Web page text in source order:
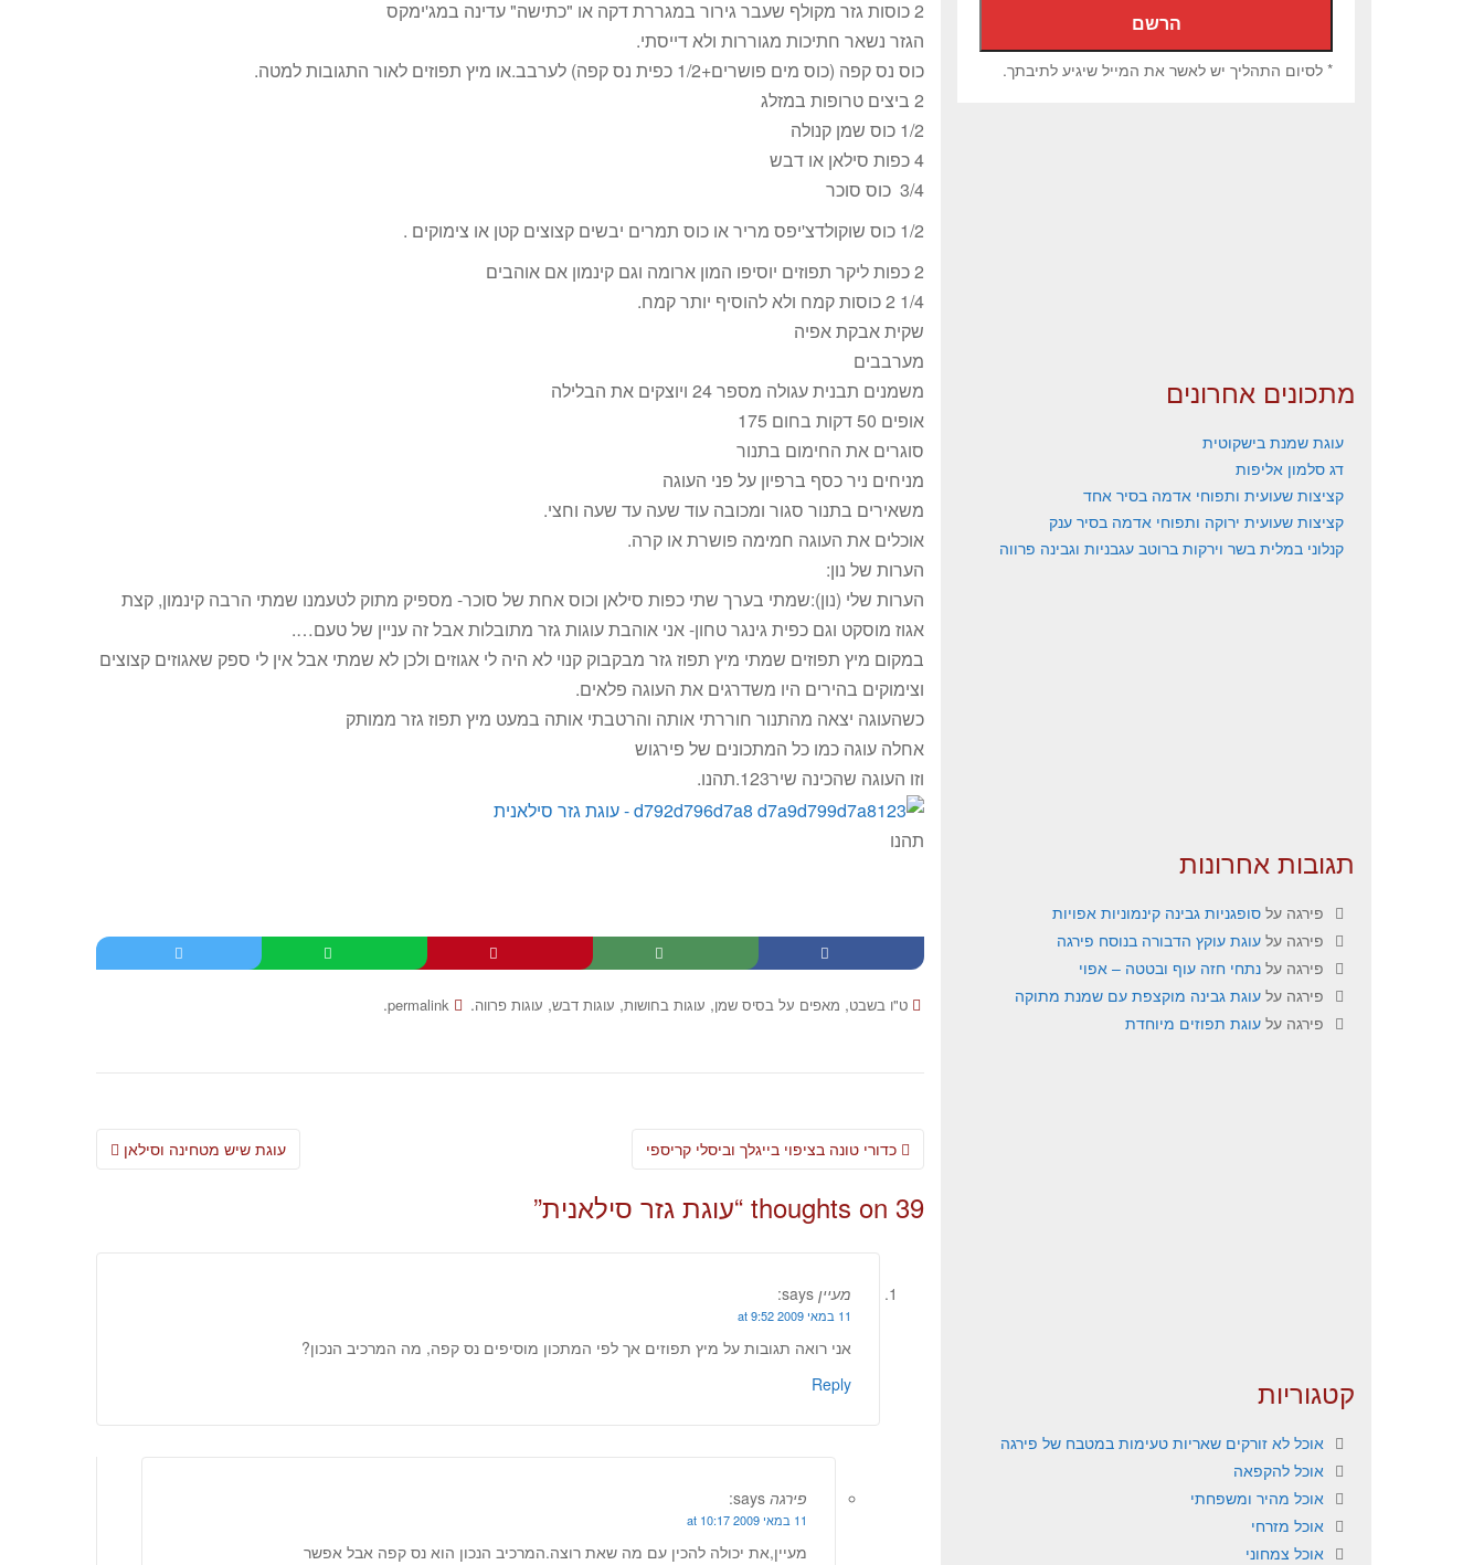
2 כוסות גזר מקולף שעבר גירור במגררת דקה או "כתישה" עדינה במג'ימקס
הגזר נשאר חתיכות מגוררות ולא דייסתי.
כוס נס קפה (כוס מים פושרים+1/2 כפית נס קפה) לערבב.או מיץ תפוזים לאור התגובות למטה.
2 ביצים טרופות במזלג
1/2 כוס שמן קנולה
4 כפות סילאן או דבש
3/4 כוס סוכר
1/2 כוס שוקולדצ'יפס מריר או כוס תמרים יבשים קצוצים קטן או צימוקים .
2 כפות ליקר תפוזים יוסיפו המון ארומה וגם קינמון אם אוהבים
1/4 2 כוסות קמח ולא להוסיף יותר קמח.
שקית אבקת אפיה
מערבבים
משמנים תבנית עגולה מספר 24 ויוצקים את הבלילה
אופים 50 דקות בחום 175
סוגרים את החימום בתנור
מניחים ניר כסף ברפיון על פני העוגה
משאירים בתנור סגור ומכובה עוד שעה עד שעה וחצי.
אוכלים את העוגה חמימה פושרת או קרה.
הערות של נון:
הערות שלי (נון):שמתי בערך שתי כפות סילאן וכוס אחת של סוכר- מספיק מתוק לטעמנו שמתי הרבה קינמון, קצת
אגוז מוסקט וגם כפית גינגר טחון- אני אוהבת עוגות גזר מתובלות אבל זה עניין של טעם….
במקום מיץ תפוזים שמתי מיץ תפוז גזר מבקבוק קנוי לא היה לי אגוזים ולכן לא שמתי אבל אין לי ספק שאגוזים קצוצים
וצימוקים בהירים היו משדרגים את העוגה פלאים.
כשהעוגה יצאה מהתנור חוררתי אותה והרטבתי אותה במעט מיץ תפוז גזר ממותק
אחלה עוגה כמו כל המתכונים של פירגוש
וזו העוגה שהכינה שיר123.תהנו.
תהנו
ט"ו בשבט, מאפים על בסיס שמן, עוגות בחושות, עוגות דבש, עוגות פרווה.
permalink
.
Post
עוגת שיש מטחינה וסילאן
39 thoughts on “ עוגת גזר סילאנית”
מעיין says:
11 במאי 2009 at 9:52
אני רואה תגובות על מיץ תפוזים אך לפי המתכון מוסיפים נס קפה, מה המרכיב הנכון?
Reply
פירגה says:
11 במאי 2009 at 10:17
מעיין,את יכולה להכין עם מה שאת רוצה.המרכיב הנכון הוא נס קפה אבל אפשר
* לסיום התהליך יש לאשר את המייל שיגיע לתיבתך.
מתכונים אחרונים
עוגת שמנת בישקוטית
דג סלמון אליפות
קציצות שעועית ותפוחי אדמה בסיר אחד
קציצות שעועית ירוקה ותפוחי אדמה בסיר ענק
קנלוני במלית בשר וירקות ברוטב עגבניות וגבינה פרווה
תגובות אחרונות
פירגה על סופגניות גבינה קינמוניות אפויות
פירגה על עוגת עוקץ הדבורה בנוסח פירגה
פירגה על נתחי חזה עוף ובטטה – אפוי
פירגה על עוגת גבינה מוקצפת עם שמנת מתוקה
פירגה על עוגת תפוזים מיוחדת
קטגוריות
אוכל לא זורקים שאריות טעימות במטבח של פירגה
אוכל להקפאה
אוכל מהיר ומשפחתי
אוכל מזרחי
אוכל צמחוני